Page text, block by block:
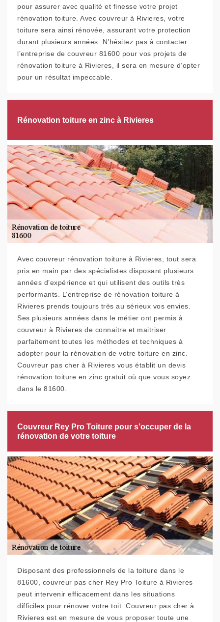
pour assurer avec qualité et finesse votre projet
rénovation toiture. Avec couvreur à Rivieres, votre
toiture sera ainsi rénovée, assurant votre protection
durant plusieurs années. N’hésitez pas à contacter
l’entreprise de couvreur 81600 pour vos projets de
rénovation toiture à Rivieres, il sera en mesure d’opter
pour un résultat impeccable.
Rénovation toiture en zinc à Rivieres
Avec couvreur rénovation toiture à Rivieres, tout sera
pris en main par des spécialistes disposant plusieurs
années d’expérience et qui utilisent des outils très
performants. L’entreprise de rénovation toiture à
Rivieres prends toujours très au sérieux vos envies.
Ses plusieurs années dans le métier ont permis à
couvreur à Rivieres de connaitre et maitriser
parfaitement toutes les méthodes et techniques à
adopter pour la rénovation de votre toiture en zinc.
Couvreur pas cher à Rivieres vous établit un devis
rénovation toiture en zinc gratuit où que vous soyez
dans le 81600.
Couvreur Rey Pro Toiture pour s’occuper de la
rénovation de votre toiture
Disposant des professionnels de la toiture dans le
81600, couvreur pas cher Rey Pro Toiture à Rivieres
peut intervenir efficacement dans les situations
difficiles pour rénover votre toit. Couvreur pas cher à
Rivieres est en mesure de vous proposer toute une